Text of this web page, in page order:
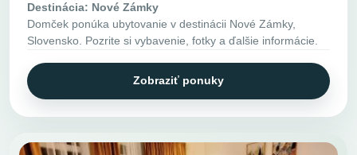
Destinácia: Nové Zámky
Domček ponúka ubytovanie v destinácii Nové Zámky,
Slovensko. Pozrite si vybavenie, fotky a ďalšie informácie.
Zobraziť ponuky